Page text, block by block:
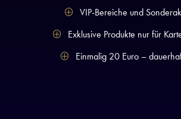
VIP-Bereiche und
Exklusive Produkte nur für
Einmalig 20 Euro –